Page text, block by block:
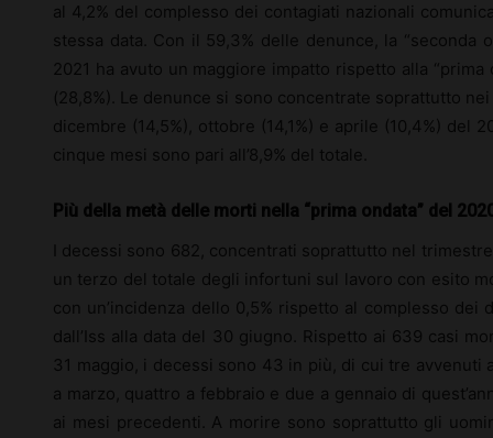
al 4,2% del complesso dei contagiati nazionali
stessa data. Con il 59,3% delle denunce, la “seconda
2021 ha avuto un maggiore impatto rispetto alla
(28,8%). Le denunce si sono concentrate soprattutto
dicembre (14,5%), ottobre (14,1%) e aprile (10,4%)
cinque mesi sono pari all’8,9% del totale.
Più della metà delle morti nella “prima ondata” del
I decessi sono 682, concentrati soprattutto nel
un terzo del totale degli infortuni sul lavoro con esito
con un’incidenza dello 0,5% rispetto al complesso dei
dall’Iss alla data del 30 giugno. Rispetto ai 639 casi
31 maggio, i decessi sono 43 in più, di cui tre avvenuti
a marzo, quattro a febbraio e due a gennaio di
ai mesi precedenti. A morire sono soprattutto gli